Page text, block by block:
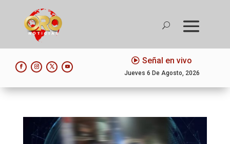
Señal en vivo
Jueves 6 De Agosto, 2026